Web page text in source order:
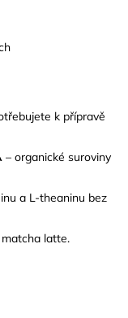
k přípravě
– organické suroviny
a L-theaninu bez
latte.